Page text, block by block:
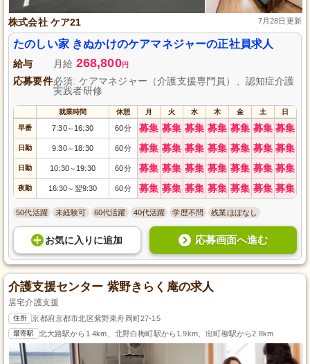
株式会社 ケア21 7月28日更新
たのしい家 きぬかけのケアマネジャーの正社員求人
給与 月給 268,800円
応募要件必須: ケアマネジャー（介護支援専門員）、認知症介護
実践者研修
就業時間 休憩 月 火 水 木 金 土 日
早番 7:30～ 16:30 60分 募集 募集 募集 募集 募集 募集 募集
日勤 9:30～ 18:30 60分 募集 募集 募集 募集 募集 募集 募集
日勤 10:30～ 19:30 60分 募集 募集 募集 募集 募集 募集 募集
夜勤 16:30～ 翌9:30 60分 募集 募集 募集 募集 募集 募集 募集
50代活躍 未経験可 60代活躍 40代活躍 学歴不問 残業ほぼなし
お気に入り に追加 応募画面へ進む
介護支援センター 紫野きらく庵の求人
居宅介護支援
住所 京都府京都市北区紫野東舟岡町27-15
最寄駅 北大路駅から1.4km、北野白梅町駅から1.9km、出町柳駅から2.8km